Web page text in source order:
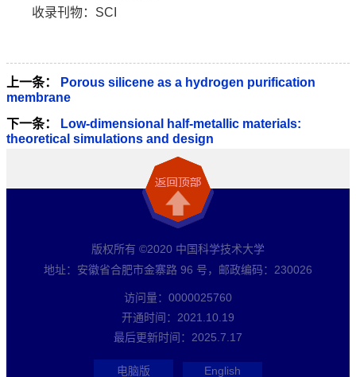
收录刊物：SCI
上一条：
Porous silicene as a hydrogen purification
membrane
下一条：
Low-dimensional half-metallic materials:
theoretical simulations and design
版权所有 ©2020 中国科学技术大学
地址：安徽省合肥市金寨路 96 号，邮政编码：230026
访问量： 0000025760
开通时间： 2021.10.19
最后更新时间： 2025.7.17
电脑版 English